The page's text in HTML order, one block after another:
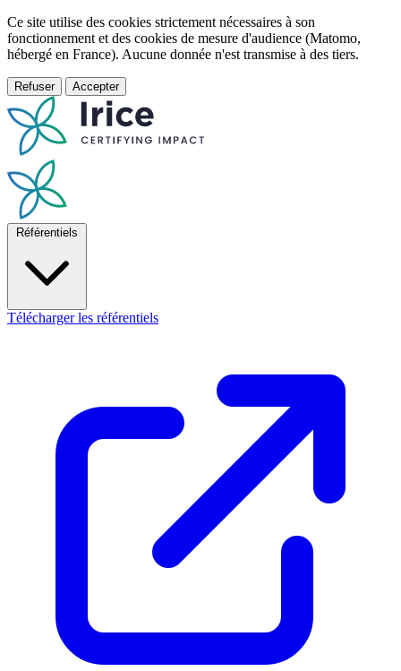
Ce site utilise des cookies strictement nécessaires à son
fonctionnement et des cookies de mesure d'audience (Matomo,
hébergé en France). Aucune donnée n'est transmise à des tiers.
Refuser Accepter
Référentiels
Télécharger les référentiels